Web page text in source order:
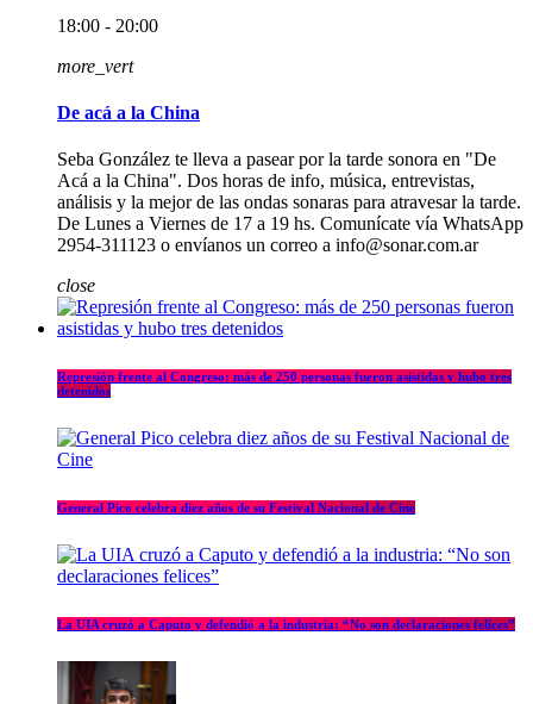
18:00 - 20:00
more_vert
De acá a la China
Seba González te lleva a pasear por la tarde sonora en "De
Acá a la China". Dos horas de info, música, entrevistas,
análisis y la mejor de las ondas sonaras para atravesar la tarde.
De Lunes a Viernes de 17 a 19 hs. Comunícate vía WhatsApp
2954-311123 o envíanos un correo a info@sonar.com.ar
close
Represión frente al Congreso: más de 250 personas fueron asistidas y hubo tres
detenidos
General Pico celebra diez años de su Festival Nacional de Cine
La UIA cruzó a Caputo y defendió a la industria: “No son declaraciones felices”